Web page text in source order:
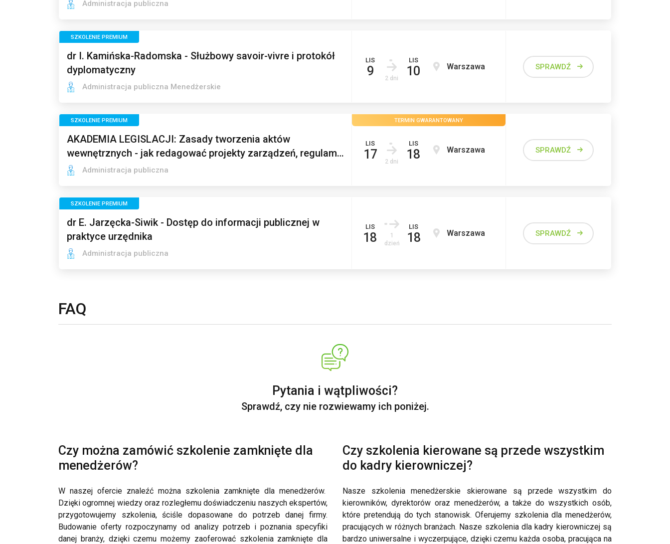
Administracja publiczna
SZKOLENIE PREMIUM
dr I. Kamińska-Radomska - Służbowy savoir-vivre i protokół
dyplomatyczny
Administracja publiczna Menedżerskie
LIS
9 2 dni
LIS
10 Warszawa SPRAWDŹ
SZKOLENIE PREMIUM
AKADEMIA LEGISLACJI: Zasady tworzenia aktów
wewnętrznych - jak redagować projekty zarządzeń, regulam…
Administracja publiczna
TERMIN GWARANTOWANY
LIS
17 2 dni
LIS
18 Warszawa SPRAWDŹ
SZKOLENIE PREMIUM
dr E. Jarzęcka-Siwik - Dostęp do informacji publicznej w
praktyce urzędnika
Administracja publiczna
LIS
18
1
dzień
LIS
18 Warszawa SPRAWDŹ
FAQ
Pytania i wątpliwości?
Sprawdź, czy nie rozwiewamy ich poniżej.
Czy można zamówić szkolenie zamknięte dla
menedżerów?
W naszej ofercie znaleźć można szkolenia zamknięte dla menedżerów.
Dzięki ogromnej wiedzy oraz rozległemu doświadczeniu naszych ekspertów,
przygotowujemy szkolenia, ściśle dopasowane do potrzeb danej firmy.
Budowanie oferty rozpoczynamy od analizy potrzeb i poznania specyfiki
danej branży, dzięki czemu możemy zaoferować szkolenia zamknięte dla
Czy szkolenia kierowane są przede wszystkim
do kadry kierowniczej?
Nasze szkolenia menedżerskie skierowane są przede wszystkim do
kierowników, dyrektorów oraz menedżerów, a także do wszystkich osób,
które pretendują do tych stanowisk. Oferujemy szkolenia dla menedżerów,
pracujących w różnych branżach. Nasze szkolenia dla kadry kierowniczej są
bardzo uniwersalne i wyczerpujące, dzięki czemu każda osoba, pracująca na